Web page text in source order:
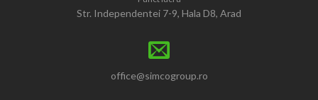
Str. Independentei 7-9, Hala D8, Arad
office@simcogroup.ro